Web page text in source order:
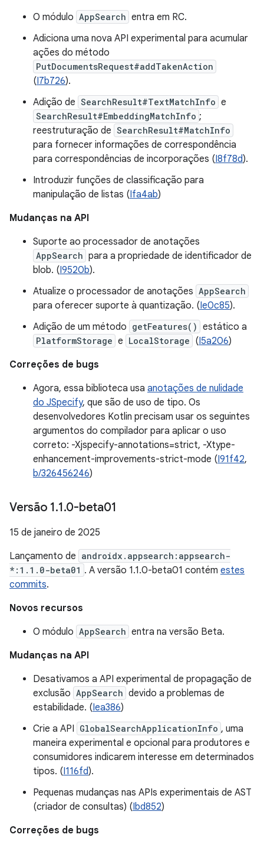
O módulo AppSearch entra em RC.
Adiciona uma nova API experimental para acumular
ações do método
PutDocumentsRequest#addTakenAction
(I7b726).
Adição de SearchResult#TextMatchInfo e
SearchResult#EmbeddingMatchInfo ;
reestruturação de SearchResult#MatchInfo
para fornecer informações de correspondência
para correspondências de incorporações (I8f78d).
Introduzir funções de classificação para
manipulação de listas (Ifa4ab)
Mudanças na API
Suporte ao processador de anotações
AppSearch para a propriedade de identificador de
blob. (I9520b).
Atualize o processador de anotações AppSearch
para oferecer suporte à quantização. (Ie0c85).
Adição de um método getFeatures() estático a
PlatformStorage e LocalStorage (I5a206)
Correções de bugs
Agora, essa biblioteca usa anotações de nulidade
do JSpecify, que são de uso de tipo. Os
desenvolvedores Kotlin precisam usar os seguintes
argumentos do compilador para aplicar o uso
correto: -Xjspecify-annotations=strict, -Xtype-
enhancement-improvements-strict-mode (I91f42,
b/326456246)
Versão 1.1.0-beta01
15 de janeiro de 2025
Lançamento de androidx.appsearch:appsearch-
*:1.1.0-beta01 . A versão 1.1.0-beta01 contém estes
commits.
Novos recursos
O módulo AppSearch entra na versão Beta.
Mudanças na API
Desativamos a API experimental de propagação de
exclusão AppSearch devido a problemas de
estabilidade. (Iea386)
Crie a API GlobalSearchApplicationInfo , uma
maneira experimental e opcional para produtores e
consumidores indicarem interesse em determinados
tipos. (I116fd).
Pequenas mudanças nas APIs experimentais de AST
(criador de consultas) (Ibd852)
Correções de bugs